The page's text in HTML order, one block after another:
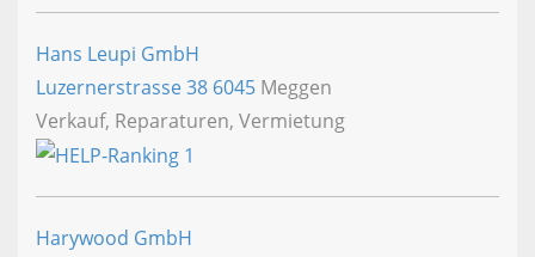
Hans Leupi GmbH
Luzernerstrasse 38 6045 Meggen
Verkauf, Reparaturen, Vermietung
Harywood GmbH